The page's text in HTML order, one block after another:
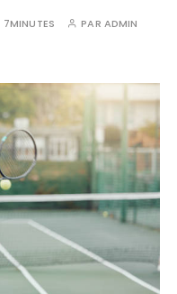
7MINUTES PAR ADMIN